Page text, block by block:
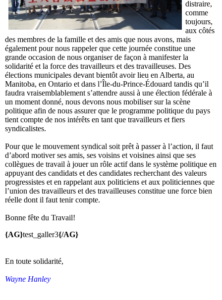
distraire,
comme
toujours,
aux côtés
des membres de la famille et des amis que nous avons, mais
également pour nous rappeler que cette journée constitue une
grande occasion de nous organiser de façon à manifester la
solidarité et la force des travailleurs et des travailleuses. Des
élections municipales devant bientôt avoir lieu en Alberta, au
Manitoba, en Ontario et dans l’Île-du-Prince-Édouard tandis qu’il
faudra vraisemblablement s’attendre aussi à une élection fédérale à
un moment donné, nous devons nous mobiliser sur la scène
politique afin de nous assurer que le programme politique du pays
tient compte de nos intérêts en tant que travailleurs et fiers
syndicalistes.
Pour que le mouvement syndical soit prêt à passer à l’action, il faut
d’abord motiver ses amis, ses voisins et voisines ainsi que ses
collègues de travail à jouer un rôle actif dans le système politique en
appuyant des candidats et des candidates recherchant des valeurs
progressistes et en rappelant aux politiciens et aux politiciennes que
l’union des travailleurs et des travailleuses constitue une force bien
réelle dont il faut tenir compte.
Bonne fête du Travail!
{AG}test_galler3{/AG}
En toute solidarité,
Wayne Hanley